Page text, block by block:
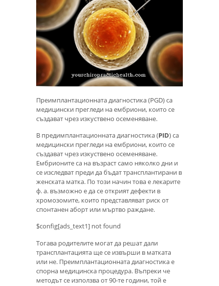
Преимплантационната диагностика (PGD) са
медицински прегледи на ембриони, които се
създават чрез изкуствено осеменяване.
В предимплантационната диагностика (PID) са
медицински прегледи на ембриони, които се
създават чрез изкуствено осеменяване.
Ембрионите са на възраст само няколко дни и
се изследват преди да бъдат трансплантирани в
женската матка. По този начин това е лекарите
ф. а. възможно е да се открият дефекти в
хромозомите, които представляват риск от
спонтанен аборт или мъртво раждане.
$config[ads_text1] not found
Тогава родителите могат да решат дали
трансплантацията ще се извърши в матката
или не. Преимплантационната диагностика е
спорна медицинска процедура. Въпреки че
методът се използва от 90-те години, той е